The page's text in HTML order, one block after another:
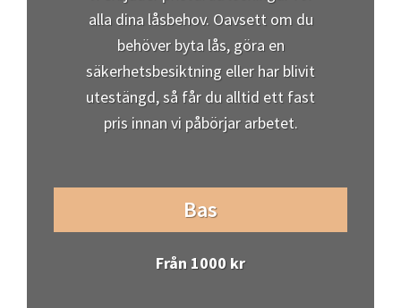
Bas
Från 1000 kr
För dig som:
Behöver en enkel låsöppning eller ett
snabbt låsbyte.
Låsöppning (1 st)